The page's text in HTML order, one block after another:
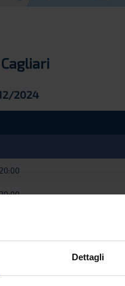
Dettagli
2024
20:00